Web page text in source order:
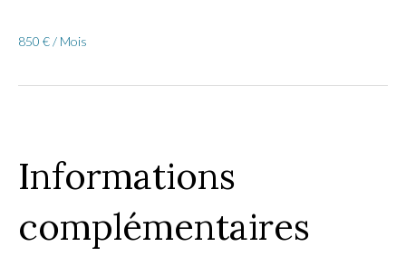
850 € / Mois
Informations
complémentaires